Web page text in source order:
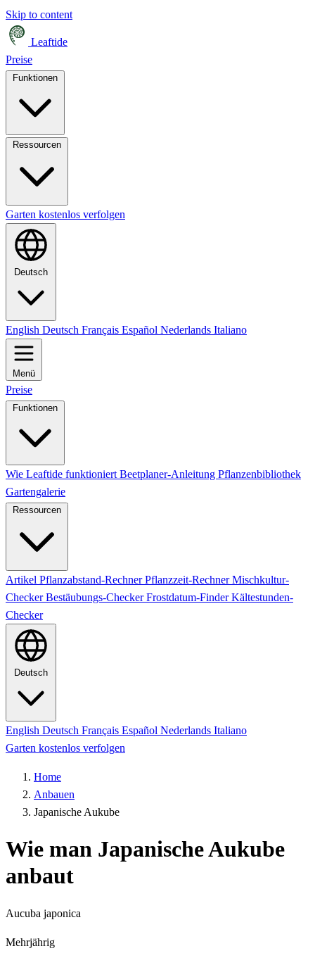
Skip to content
Leaftide
Preise
Garten kostenlos verfolgen
Deutsch
English Deutsch Français Español Nederlands Italiano
Menü
Preise
Funktionen
Wie Leaftide funktioniert Beetplaner-Anleitung Pflanzenbibliothek
Gartengalerie
Ressourcen
Artikel Pflanzabstand-RechnerPflanzzeit-RechnerMischkultur-
CheckerBestäubungs-CheckerFrostdatum-FinderKältestunden-
Checker
Deutsch
English Deutsch Français Español Nederlands Italiano
Garten kostenlos verfolgen
Home
Anbauen
Japanische Aukube
Wie man Japanische Aukube
anbaut
Aucuba japonica
Mehrjährig